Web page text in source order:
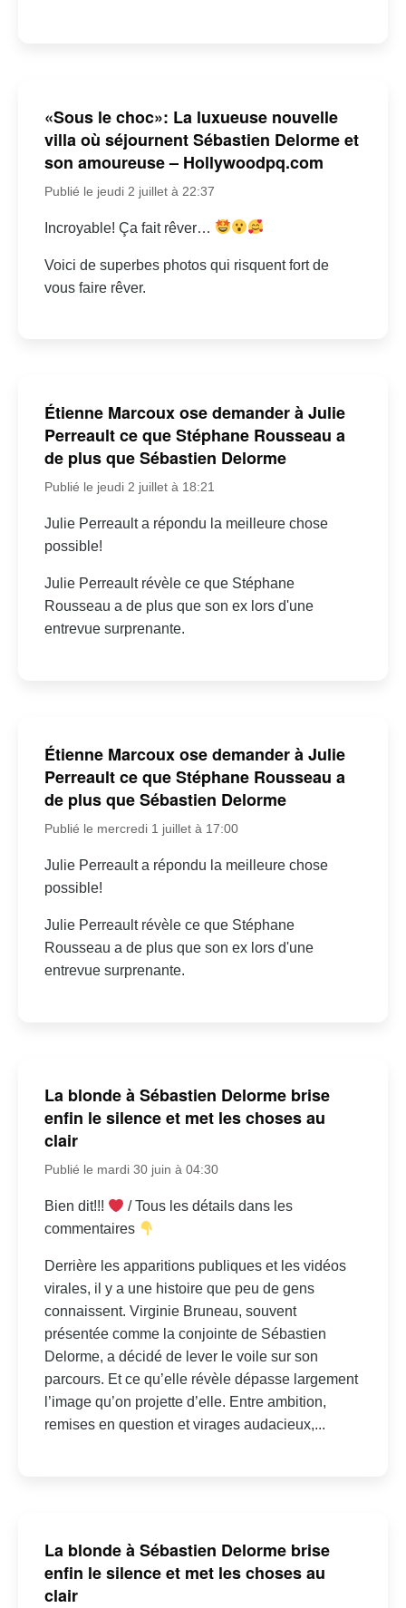
«Sous le choc»: La luxueuse nouvelle
villa où séjournent Sébastien Delorme et
son amoureuse – Hollywoodpq.com
Publié le jeudi 2 juillet à 22:37
Incroyable! Ça fait rêver…
Voici de superbes photos qui risquent fort de
vous faire rêver.
Étienne Marcoux ose demander à Julie
Perreault ce que Stéphane Rousseau a
de plus que Sébastien Delorme
Publié le jeudi 2 juillet à 18:21
Julie Perreault a répondu la meilleure chose
possible!
Julie Perreault révèle ce que Stéphane
Rousseau a de plus que son ex lors d'une
entrevue surprenante.
Étienne Marcoux ose demander à Julie
Perreault ce que Stéphane Rousseau a
de plus que Sébastien Delorme
Publié le mercredi 1 juillet à 17:00
Julie Perreault a répondu la meilleure chose
possible!
Julie Perreault révèle ce que Stéphane
Rousseau a de plus que son ex lors d'une
entrevue surprenante.
La blonde à Sébastien Delorme brise
enfin le silence et met les choses au
clair
Publié le mardi 30 juin à 04:30
Bien dit!!!
/ Tous les détails dans les
commentaires
Derrière les apparitions publiques et les vidéos
virales, il y a une histoire que peu de gens
connaissent. Virginie Bruneau, souvent
présentée comme la conjointe de Sébastien
Delorme, a décidé de lever le voile sur son
parcours. Et ce qu’elle révèle dépasse largement
l’image qu’on projette d’elle. Entre ambition,
remises en question et virages audacieux,...
La blonde à Sébastien Delorme brise
enfin le silence et met les choses au
clair